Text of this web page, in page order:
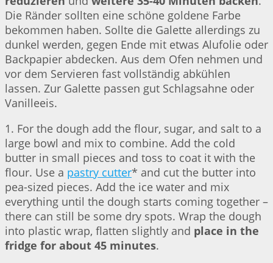
Die Ränder sollten eine schöne goldene Farbe
bekommen haben. Sollte die Galette allerdings zu
dunkel werden, gegen Ende mit etwas Alufolie oder
Backpapier abdecken. Aus dem Ofen nehmen und
vor dem Servieren fast vollständig abkühlen
lassen. Zur Galette passen gut Schlagsahne oder
Vanilleeis.
1. For the dough add the flour, sugar, and salt to a
large bowl and mix to combine. Add the cold
butter in small pieces and toss to coat it with the
flour. Use a pastry cutter* and cut the butter into
pea-sized pieces. Add the ice water and mix
everything until the dough starts coming together –
there can still be some dry spots. Wrap the dough
into plastic wrap, flatten slightly and place in the
fridge for about 45 minutes.